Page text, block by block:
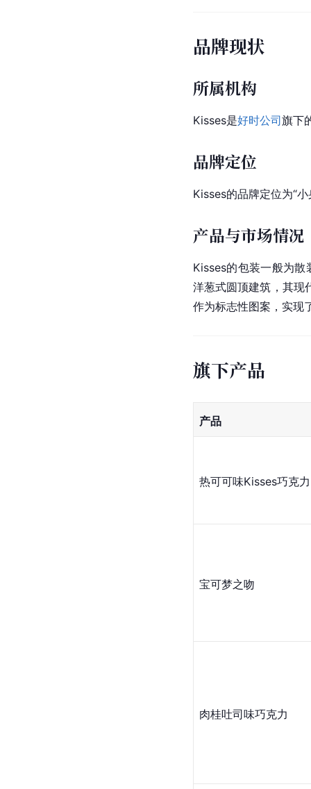
品牌现状
所属机构
Kisses是好时公司旗下
品牌定位
Kisses的品牌定位为“
产品与市场情况
Kisses的包装一般为
洋葱式圆顶建筑，其现
作为标志性图案，实现
旗下产品
产品
热可可味Kisses巧克力
宝可梦之吻
肉桂吐司味巧克力